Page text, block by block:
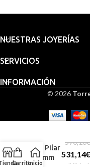
NUESTRAS JOYERÍAS
SERVICIOS
INFORMACIÓN
© 2026
CarritoInicio
Medalla
del Pilar
26 mm
590,16€
531,14€